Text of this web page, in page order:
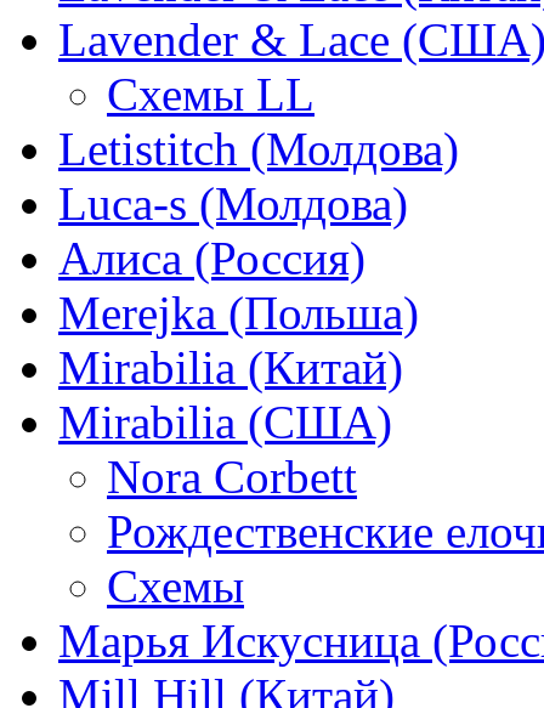
Lavender & Lace
Схемы LL
Letistitch (Молдова)
Luca-s (Молдова)
Алиса (Россия)
Merejka (Польша)
Mirabilia (Китай)
Mirabilia (США)
Nora Corbett
Рождественские
Схемы
Марья Искусница
Mill Hill (Китай)